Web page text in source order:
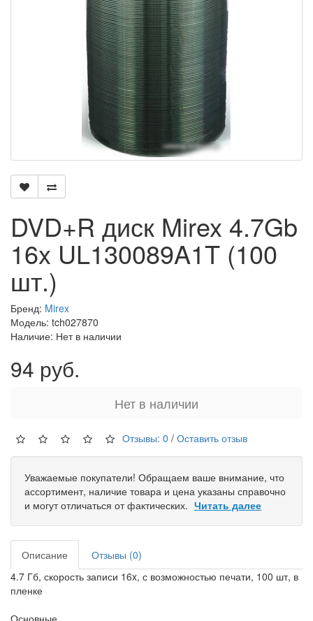
DVD+R диск Mirex 4.7Gb
16x UL130089A1T (100
шт.)
Бренд: Mirex
Модель: tch027870
Наличие: Нет в наличии
94 руб.
Нет в наличии
Отзывы: 0 / Оставить отзыв
Уважаемые покупатели! Обращаем ваше внимание, что
ассортимент, наличие товара и цена указаны справочно
и могут отличаться от фактических. Читать далее
Описание
Отзывы (0)
4.7 Гб, скорость записи 16x, с возможностью печати, 100 шт, в
пленке
Основные